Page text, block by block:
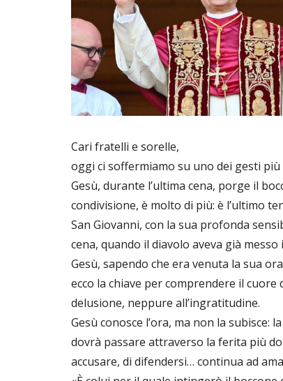
Cari fratelli e sorelle,
oggi ci soffermiamo su uno dei gesti
Gesù, durante l’ultima cena, porge il
condivisione, è molto di più: è l’ultimo
San Giovanni, con la sua profonda
cena, quando il diavolo aveva già
Gesù, sapendo che era venuta la sua
ecco la chiave per comprendere il
delusione, neppure all’ingratitudine.
Gesù conosce l’ora, ma non la subisce:
dovrà passare attraverso la ferita più
accusare, di difendersi… continua ad